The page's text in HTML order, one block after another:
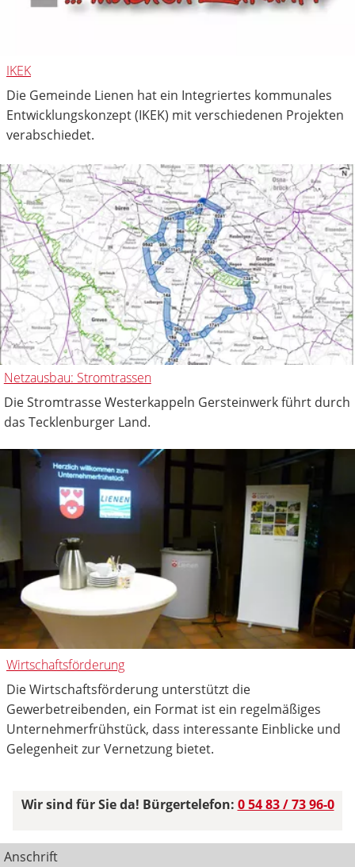
IKEK
Die Gemeinde Lienen hat ein Integriertes kommunales
Entwicklungskonzept (IKEK) mit verschiedenen Projekten
verabschiedet.
Netzausbau: Stromtrassen
Die Stromtrasse Westerkappeln Gersteinwerk führt durch
das Tecklenburger Land.
Wirtschaftsförderung
Die Wirtschaftsförderung unterstützt die
Gewerbetreibenden, ein Format ist ein regelmäßiges
Unternehmerfrühstück, dass interessante Einblicke und
Gelegenheit zur Vernetzung bietet.
Wir sind für Sie da! Bürgertelefon: 0 54 83 / 73 96-0
Anschrift